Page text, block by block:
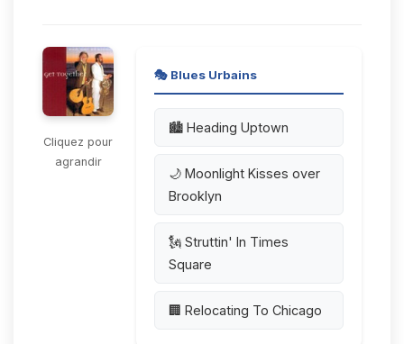
Cliquez pour
agrandir
🎭 Blues Urbains
🏙️ Heading Uptown
🌙 Moonlight Kisses over
Brooklyn
🗽 Struttin' In Times
Square
🏢 Relocating To Chicago